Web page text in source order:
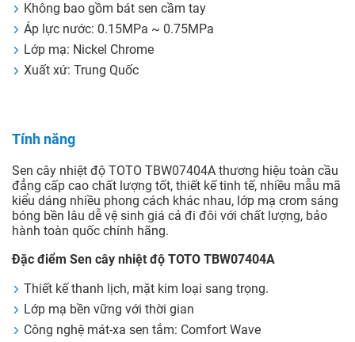
Không bao gồm bát sen cầm tay
Áp lực nước: 0.15MPa ~ 0.75MPa
Lớp mạ: Nickel Chrome
Xuất xứ: Trung Quốc
Tính năng
Sen cây nhiệt độ TOTO TBW07404A thương hiệu toàn cầu
đẳng cấp cao chất lượng tốt, thiết kế tinh tế, nhiều mẫu mã
kiểu dáng nhiều phong cách khác nhau, lớp mạ crom sáng
bóng bền lâu dễ vệ sinh giá cả đi đôi với chất lượng, bảo
hành toàn quốc chính hãng.
Đặc điểm Sen cây nhiệt độ TOTO TBW07404A
Thiết kế thanh lịch, mặt kim loại sang trọng.
Lớp mạ bền vững với thời gian
Công nghệ mát-xa sen tắm: Comfort Wave